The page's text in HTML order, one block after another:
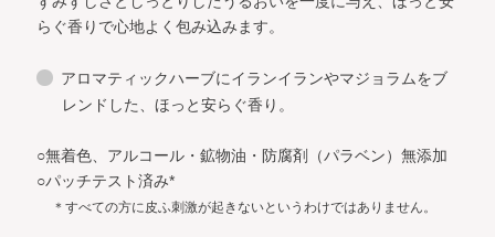
らぐ香りで心地よく包み込みます。
アロマティックハーブにイランイランやマジョラムをブ
レンドした、ほっと安らぐ香り。
○無着色、アルコール・鉱物油・防腐剤（パラベン）無添加
○パッチテスト済み*
＊すべての方に皮ふ刺激が起きないというわけではありません。